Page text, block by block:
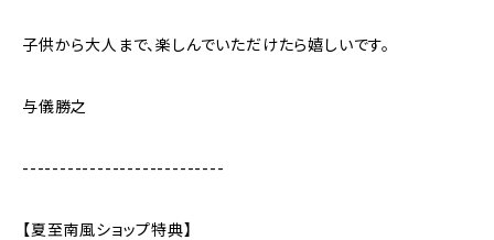
子供から大人まで、楽しんでいただけたら嬉しいです。
与儀勝之
---------------------------
【夏至南風ショップ特典】